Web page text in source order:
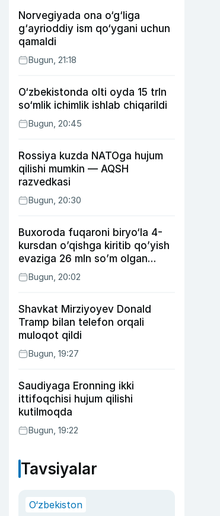
Norvegiyada ona o‘g‘liga
g‘ayrioddiy ism qo‘ygani uchun
qamaldi
Bugun, 21:18
O‘zbekistonda olti oyda 15 trln
so‘mlik ichimlik ishlab chiqarildi
Bugun, 20:45
Rossiya kuzda NATOga hujum
qilishi mumkin — AQSH
razvedkasi
Bugun, 20:30
Buxoroda fuqaroni biryo‘la 4-
kursdan o’qishga kiritib qo’yish
evaziga 26 mln so’m olgan
shaxs ushlandi
Bugun, 20:02
Shavkat Mirziyoyev Donald
Tramp bilan telefon orqali
muloqot qildi
Bugun, 19:27
Saudiyaga Eronning ikki
ittifoqchisi hujum qilishi
kutilmoqda
Bugun, 19:22
Tavsiyalar
O‘zbekiston